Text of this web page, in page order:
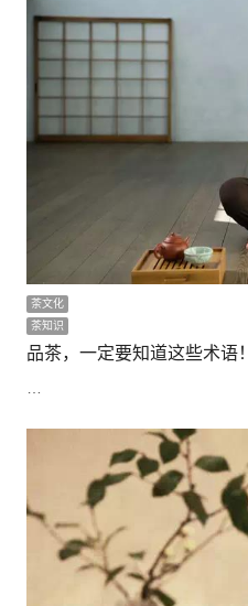
茶文化
茶知识
品茶，一定要知道这些术语！